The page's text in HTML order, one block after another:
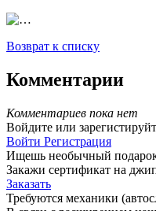
Возврат к списку
Комментарии
Комментариев пока нет
Войдите или
Войти Регистрация
Ищешь необычный
Закажи сертификат на
Заказать
Требуются механики